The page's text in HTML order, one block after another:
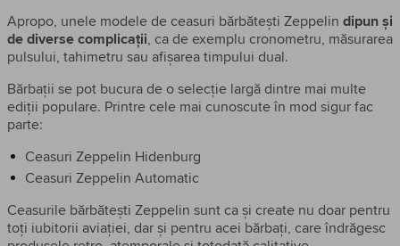
Apropo, unele modele de ceasuri bărbătești Zeppelin dipun și
de diverse complicații, ca de exemplu cronometru, măsurarea
pulsului, tahimetru sau afișarea timpului dual.
Bărbații se pot bucura de o selecție largă dintre mai multe
ediții populare. Printre cele mai cunoscute în mod sigur fac
parte:
Ceasuri Zeppelin Hidenburg
Ceasuri Zeppelin Automatic
Ceasurile bărbătești Zeppelin sunt ca și create nu doar pentru
toți iubitorii aviației, dar și pentru acei bărbați, care îndrăgesc